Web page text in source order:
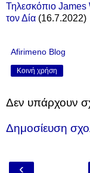
Τηλεσκόπιο James
τον Δία (16.7.2022)
Afirimeno Blog
Κοινή χρήση
Δεν υπάρχουν
Δημοσίευση
‹